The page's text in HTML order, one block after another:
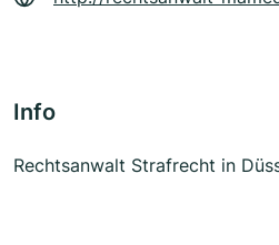
Info
Rechtsanwalt Strafrecht in